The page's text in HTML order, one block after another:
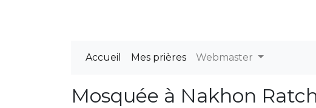
Accueil Mes prières Webmaster
Mosquée à Nakhon